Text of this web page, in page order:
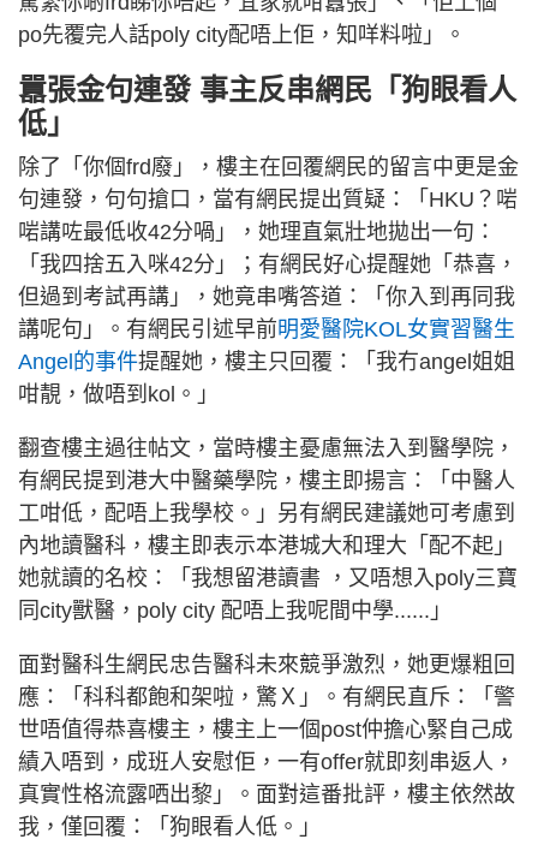
po先覆完人話poly city配唔上佢，知咩料啦」。
囂張金句連發 事主反串網民「狗眼看人
低」
除了「你個frd廢」，樓主在回覆網民的留言中更是金
句連發，句句搶口，當有網民提出質疑：「HKU？啱
啱講咗最低收42分喎」，她理直氣壯地拋出一句：
「我四捨五入咪42分」；有網民好心提醒她「恭喜，
但過到考試再講」，她竟串嘴答道：「你入到再同我
講呢句」。有網民引述早前明愛醫院KOL女實習醫生
Angel的事件提醒她，樓主只回覆：「我冇angel姐姐
咁靚，做唔到kol。」
翻查樓主過往帖文，當時樓主憂慮無法入到醫學院，
有網民提到港大中醫藥學院，樓主即揚言：「中醫人
工咁低，配唔上我學校。」另有網民建議她可考慮到
內地讀醫科，樓主即表示本港城大和理大「配不起」
她就讀的名校：「我想留港讀書 ，又唔想入poly三寶
同city獸醫，poly city 配唔上我呢間中學......」
面對醫科生網民忠告醫科未來競爭激烈，她更爆粗回
應：「科科都飽和架啦，驚Ｘ」。有網民直斥：「警
世唔值得恭喜樓主，樓主上一個post仲擔心緊自己成
績入唔到，成班人安慰佢，一有offer就即刻串返人，
真實性格流露哂出黎」。面對這番批評，樓主依然故
我，僅回覆：「狗眼看人低。」